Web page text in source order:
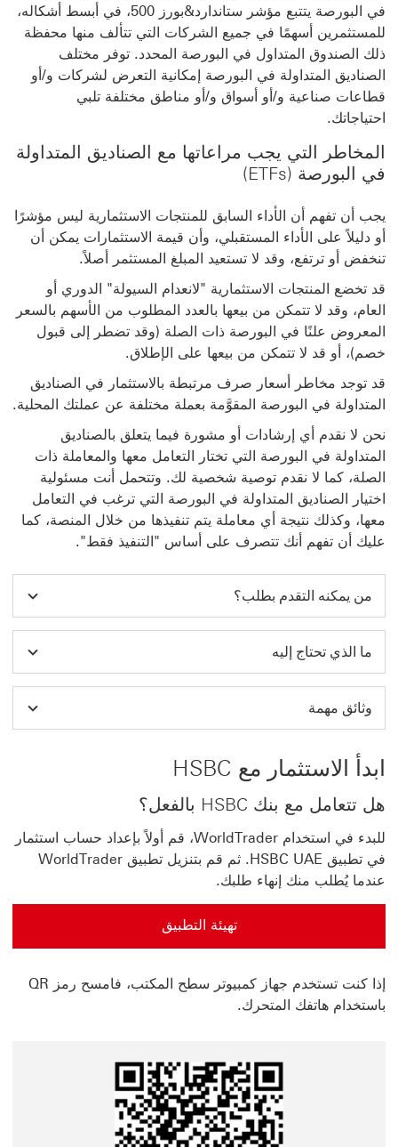
في البورصة يتتبع مؤشر ستاندارد&بورز 500، في أبسط أشكاله،
للمستثمرين أسهمًا في جميع الشركات التي تتألف منها محفظة
ذلك الصندوق المتداول في البورصة المحدد. توفر مختلف
الصناديق المتداولة في البورصة إمكانية التعرض لشركات و/أو
قطاعات صناعية و/أو أسواق و/أو مناطق مختلفة تلبي
احتياجاتك.
المخاطر التي يجب مراعاتها مع الصناديق المتداولة
في البورصة (ETFs)
يجب أن تفهم أن الأداء السابق للمنتجات الاستثمارية ليس مؤشرًا
أو دليلاً على الأداء المستقبلي، وأن قيمة الاستثمارات يمكن أن
تنخفض أو ترتفع، وقد لا تستعيد المبلغ المستثمر أصلاً.
قد تخضع المنتجات الاستثمارية "لانعدام السيولة" الدوري أو
العام، وقد لا تتمكن من بيعها بالعدد المطلوب من الأسهم بالسعر
المعروض علنًا في البورصة ذات الصلة (وقد تضطر إلى قبول
خصم)، أو قد لا تتمكن من بيعها على الإطلاق.
قد توجد مخاطر أسعار صرف مرتبطة بالاستثمار في الصناديق
المتداولة في البورصة المقوَّمة بعملة مختلفة عن عملتك المحلية.
نحن لا نقدم أي إرشادات أو مشورة فيما يتعلق بالصناديق
المتداولة في البورصة التي تختار التعامل معها والمعاملة ذات
الصلة، كما لا نقدم توصية شخصية لك. وتتحمل أنت مسئولية
اختيار الصناديق المتداولة في البورصة التي ترغب في التعامل
معها، وكذلك نتيجة أي معاملة يتم تنفيذها من خلال المنصة، كما
عليك أن تفهم أنك تتصرف على أساس "التنفيذ فقط".
من يمكنه التقدم بطلب؟
ما الذي تحتاج إليه
وثائق مهمة
ابدأ الاستثمار مع HSBC
هل تتعامل مع بنك HSBC بالفعل؟
للبدء في استخدام WorldTrader، قم أولاً بإعداد حساب استثمار
في تطبيق HSBC UAE. ثم قم بتنزيل تطبيق WorldTrader
عندما يُطلب منك إنهاء طلبك.
تهيئة التطبيق
تهيئة التطبيق سيتم فتح هذا الرابط في نفس النافذة
إذا كنت تستخدم جهاز كمبيوتر سطح المكتب، فامسح رمز QR
باستخدام هاتفك المتحرك.